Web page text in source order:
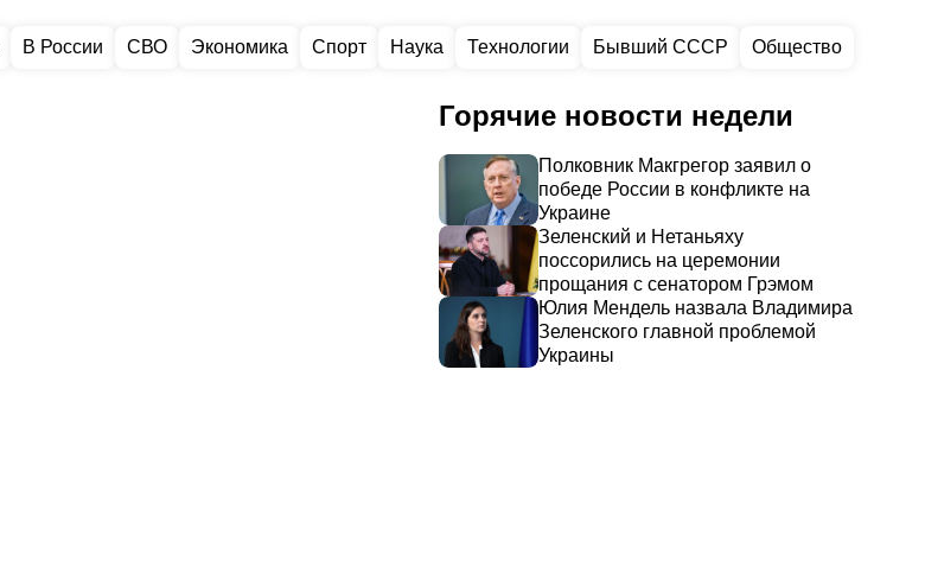
В России СВО Экономика Спорт Наука Технологии Бывший СССР Общество
Горячие новости недели
Полковник Макгрегор заявил о
победе России в конфликте на
Украине
Зеленский и Нетаньяху
поссорились на церемонии
прощания с сенатором Грэмом
Юлия Мендель назвала Владимира
Зеленского главной проблемой
Украины